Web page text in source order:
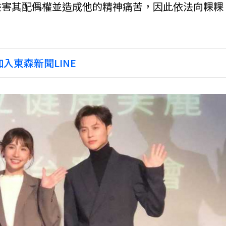
其配偶權並造成他的精神痛苦，因此依法向粿
東森新聞LINE